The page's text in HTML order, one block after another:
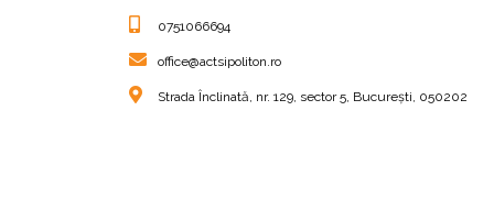
PRIMĂVARA:
Din această secțiune veți afla:
•
Totalitatea lucrărilor ce trebuie făcute
0751066694
office@actsipoliton.ro
Strada Înclinată, nr. 129, sector 5, București, 050202